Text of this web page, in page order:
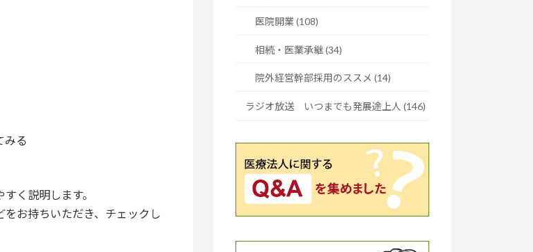
みる
く説明します。
お持ちいただき、チェックし
医院開業 (108)
相続・医業承継 (34)
院外経営幹部採用のススメ (14)
ラジオ放送 いつまでも発展途上人 (146)